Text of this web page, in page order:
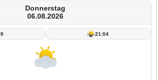
Donnerstag
06.08.2026
21:04